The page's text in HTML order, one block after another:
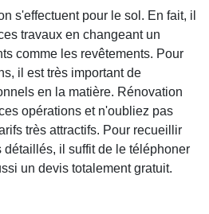
s'effectuent pour le sol. En fait, il
travaux en changeant un
comme les revêtements. Pour
il est très important de
en la matière. Rénovation
opérations et n'oubliez pas
très attractifs. Pour recueillir
détaillés, il suffit de le téléphoner
un devis totalement gratuit.